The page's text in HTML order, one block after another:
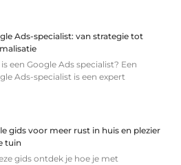
Ads-specialist: van strategie tot
een Google Ads specialist? Een
Ads-specialist is een expert
gids voor meer rust in huis en plezier
tuin
gids ontdek je hoe je met